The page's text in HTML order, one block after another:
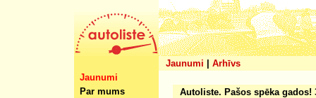
Jaunumi
Arhīvs
Jaunumi
Par mums
Autoliste. Pašos spēka